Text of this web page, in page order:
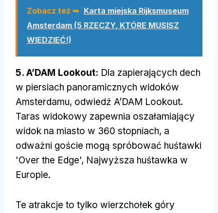
Zobacz też ➥ Karta miejska Rijksmuseum
Amsterdam (5 RZECZY, KTÓRE MUSISZ
WIEDZIEĆ!)
5. A’DAM Lookout: Dla zapierających dech
w piersiach panoramicznych widoków
Amsterdamu, odwiedź A’DAM Lookout.
Taras widokowy zapewnia oszałamiający
widok na miasto w 360 stopniach, a
odważni goście mogą spróbować huśtawki
'Over the Edge', Najwyższa huśtawka w
Europie.
Te atrakcje to tylko wierzchołek góry